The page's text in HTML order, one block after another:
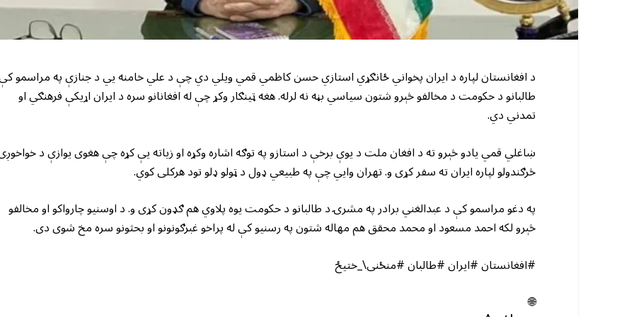
د افغانستان لپاره د ایران پخواني ځانګړي استازي حسن کاظمي قمي ویلي دي چې د علي خامنه یي د جنازې په مراسمو
طالبانو د حکومت د مخالفو څېرو شتون سیاسي بڼه نه لرله. هغه ټینګار وکړ چې له افغانانو سره د ایران اړیکې فرهنګي او
تمدني دي.
ښاغلي قمي یادو څېرو ته د افغان ملت د یوې برخې د استازو په توګه اشاره وکړه او زیاته یې کړه چې هغوی یوازې د
څرګندولو لپاره ایران ته سفر کړی و. تهران وايي چې په طبیعي ډول د ټولو ډلو تود هرکلی کوي.
په دغو مراسمو کې د عبدالغني برادر په مشرۍ د طالبانو د حکومت یوه پلاوي هم ګډون کړی و. د اوسنیو چارواکو او مخالفو
څېرو لکه احمد مسعود او محمد محقق هم مهاله شتون په رسنیو کې له پراخو غبرګونونو او بحثونو سره مخ شوی دی.
#افغانستان #ایران #طالبان #منځنی\_ختیځ
🌐